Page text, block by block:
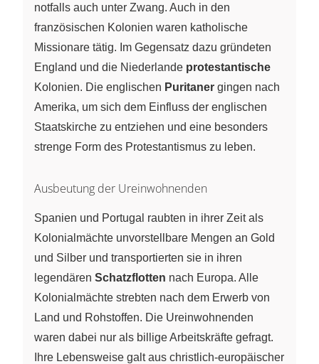
notfalls auch unter Zwang. Auch in den
französischen Kolonien waren katholische
Missionare tätig. Im Gegensatz dazu gründeten
England und die Niederlande protestantische
Kolonien. Die englischen Puritaner gingen nach
Amerika, um sich dem Einfluss der englischen
Staatskirche zu entziehen und eine besonders
strenge Form des Protestantismus zu leben.
Ausbeutung der Ureinwohnenden
Spanien und Portugal raubten in ihrer Zeit als
Kolonialmächte unvorstellbare Mengen an Gold
und Silber und transportierten sie in ihren
legendären Schatzflotten nach Europa. Alle
Kolonialmächte strebten nach dem Erwerb von
Land und Rohstoffen. Die Ureinwohnenden
waren dabei nur als billige Arbeitskräfte gefragt.
Ihre Lebensweise galt aus christlich-europäischer